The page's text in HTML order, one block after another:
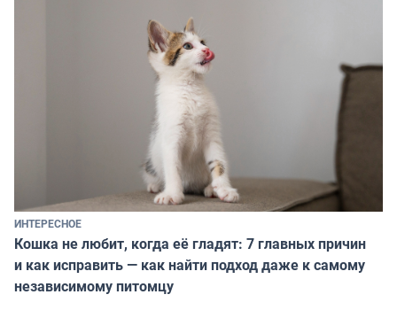
ИНТЕРЕСНОЕ
Кошка не любит, когда её гладят: 7 главных причин
и как исправить — как найти подход даже к самому
независимому питомцу